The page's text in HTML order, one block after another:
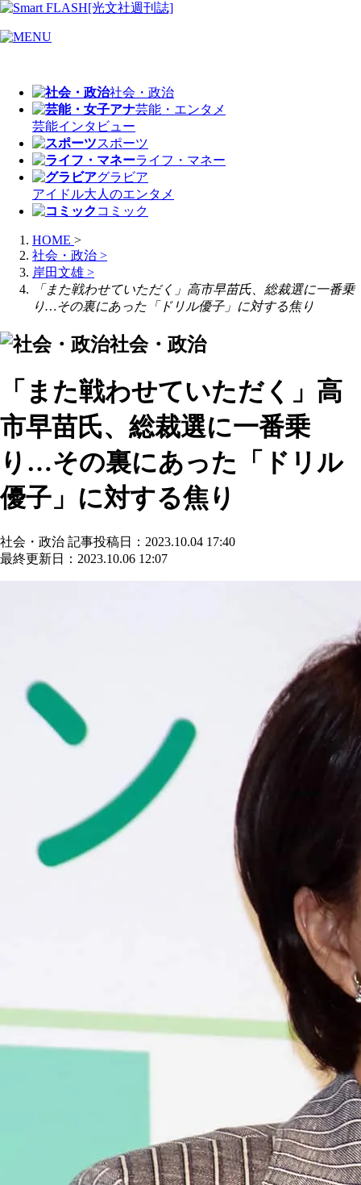
社会・政治
芸能・エンタメ
芸能インタビュー
スポーツ
ライフ・マネー
グラビア
アイドル大人のエンタメ
コミック
HOME >
社会・政治 >
岸田文雄 >
「また戦わせていただく」高市早苗氏、総裁選に一番乗
り…その裏にあった「ドリル優子」に対する焦り
社会・政治
「また戦わせていただく」高
市早苗氏、総裁選に一番乗
り…その裏にあった「ドリル
優子」に対する焦り
社会・政治 記事投稿日：2023.10.04 17:40
最終更新日：2023.10.06 12:07